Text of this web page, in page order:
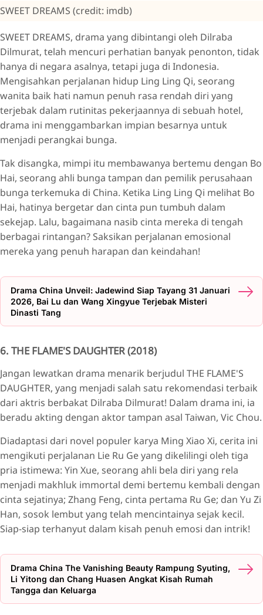
SWEET DREAMS (credit: imdb)
SWEET DREAMS, drama yang dibintangi oleh Dilraba
Dilmurat, telah mencuri perhatian banyak penonton, tidak
hanya di negara asalnya, tetapi juga di Indonesia.
Mengisahkan perjalanan hidup Ling Ling Qi, seorang
wanita baik hati namun penuh rasa rendah diri yang
terjebak dalam rutinitas pekerjaannya di sebuah hotel,
drama ini menggambarkan impian besarnya untuk
menjadi perangkai bunga.
Tak disangka, mimpi itu membawanya bertemu dengan Bo
Hai, seorang ahli bunga tampan dan pemilik perusahaan
bunga terkemuka di China. Ketika Ling Ling Qi melihat Bo
Hai, hatinya bergetar dan cinta pun tumbuh dalam
sekejap. Lalu, bagaimana nasib cinta mereka di tengah
berbagai rintangan? Saksikan perjalanan emosional
mereka yang penuh harapan dan keindahan!
Drama China Unveil: Jadewind Siap Tayang 31 Januari
2026, Bai Lu dan Wang Xingyue Terjebak Misteri
Dinasti Tang
6. THE FLAME'S DAUGHTER (2018)
Jangan lewatkan drama menarik berjudul THE FLAME'S
DAUGHTER, yang menjadi salah satu rekomendasi terbaik
dari aktris berbakat Dilraba Dilmurat! Dalam drama ini, ia
beradu akting dengan aktor tampan asal Taiwan, Vic Chou.
Diadaptasi dari novel populer karya Ming Xiao Xi, cerita ini
mengikuti perjalanan Lie Ru Ge yang dikelilingi oleh tiga
pria istimewa: Yin Xue, seorang ahli bela diri yang rela
menjadi makhluk immortal demi bertemu kembali dengan
cinta sejatinya; Zhang Feng, cinta pertama Ru Ge; dan Yu Zi
Han, sosok lembut yang telah mencintainya sejak kecil.
Siap-siap terhanyut dalam kisah penuh emosi dan intrik!
Drama China The Vanishing Beauty Rampung Syuting,
Li Yitong dan Chang Huasen Angkat Kisah Rumah
Tangga dan Keluarga